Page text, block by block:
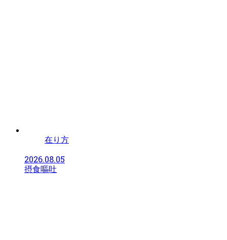
在り方
2026.08.05
摂食嘔吐